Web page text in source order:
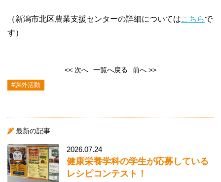
（新潟市北区農業支援センターの詳細についてはこちらで
す）
<< 次へ 一覧へ戻る 前へ >>
#課外活動
最新の記事
2026.07.24
健康栄養学科の学生が応募している
レシピコンテスト！